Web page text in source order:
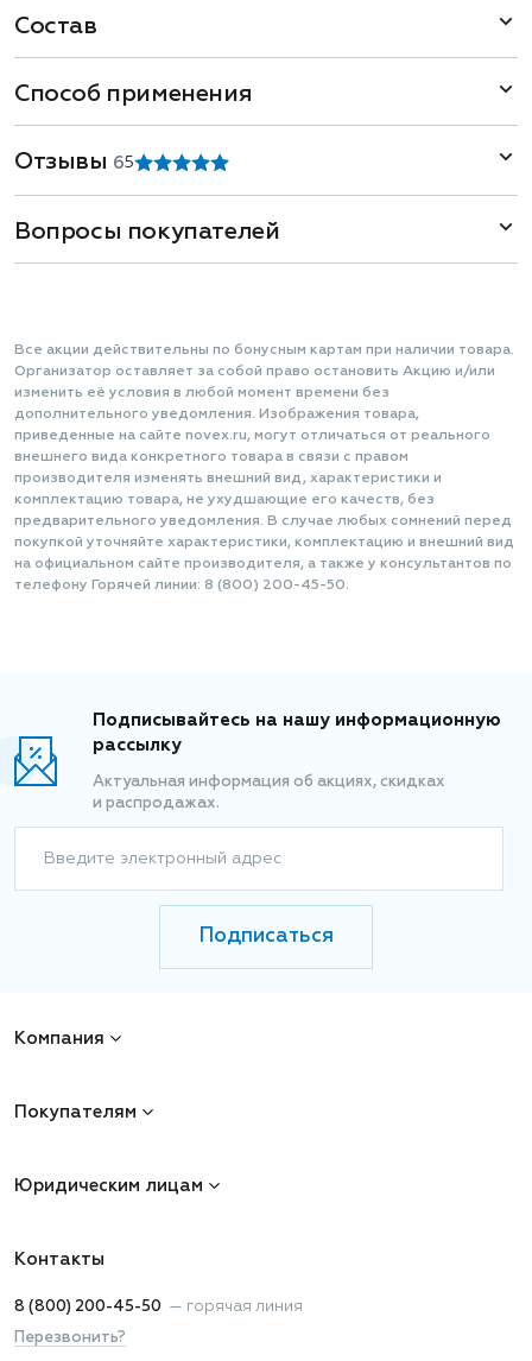
Состав
Способ применения
Отзывы 65
Вопросы покупателей
Все акции действительны по бонусным картам при наличии товара.
Организатор оставляет за собой право остановить Акцию и/или
изменить её условия в любой момент времени без
дополнительного уведомления. Изображения товара,
приведенные на сайте novex.ru, могут отличаться от реального
внешнего вида конкретного товара в связи с правом
производителя изменять внешний вид, характеристики и
комплектацию товара, не ухудшающие его качеств, без
предварительного уведомления. В случае любых сомнений перед
покупкой уточняйте характеристики, комплектацию и внешний вид
на официальном сайте производителя, а также у консультантов по
телефону Горячей линии: 8 (800) 200-45-50.
Подписывайтесь на нашу информационную
рассылку
Актуальная информация об акциях, скидках
и распродажах.
Введите электронный адрес
Подписаться
Компания
Покупателям
Юридическим лицам
Контакты
8 (800) 200-45-50 — горячая линия
Перезвонить?